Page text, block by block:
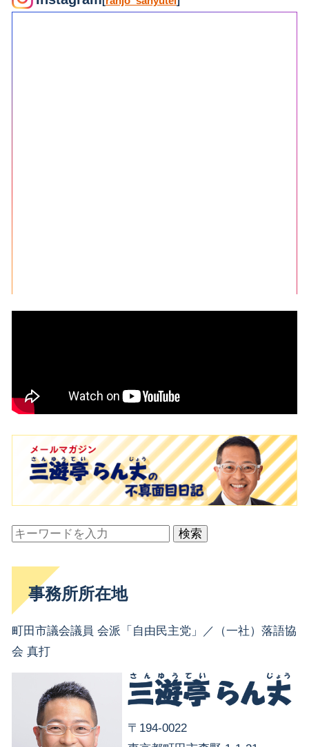
検索
事務所所在地
町田市議会議員 会派「自由民主党」／（一社）落語協
会 真打
〒194-0022